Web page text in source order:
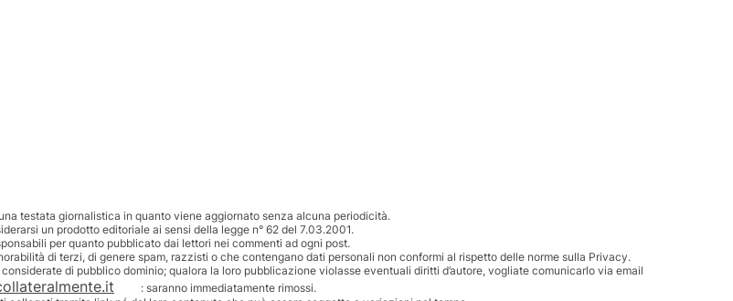
testata giornalistica in quanto viene aggiornato senza alcuna periodicità.
un prodotto editoriale ai sensi della legge n° 62 del 7.03.2001.
per quanto pubblicato dai lettori nei commenti ad ogni post.
di terzi, di genere spam, razzisti o che contengano dati personali non conformi al rispetto delle norme sulla Privacy.
di pubblico dominio; qualora la loro pubblicazione violasse eventuali diritti d’autore, vogliate comunicarlo via email
: saranno immediatamente rimossi.